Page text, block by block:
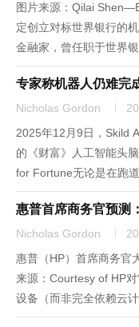
图片来源：Qilai
定创立对标世界银行的
金融家，曾任职于世界
主权财富基金中投公司
投资银行（简称亚投行
专家称机器人仍难完
Nicholas Gordon
2025年12月9日，Skild
的《财富》人工智能头
for Fortune无论是在跑
进行踢拳表演，展示人
多，其表现也愈发惊艳
惠普首席商务官预测
Nicholas Gordon
惠普（HP）首席商务官
来源：Courtesy of HP
设备（而非完全依赖云
商务官大卫·麦夸里（